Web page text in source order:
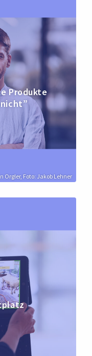
Orgler, Foto: Jakob Lehner
Produkte